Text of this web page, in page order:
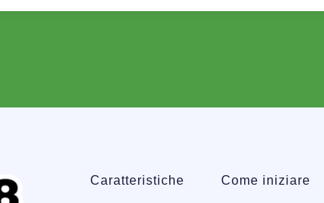
Caratteristiche Come iniziare